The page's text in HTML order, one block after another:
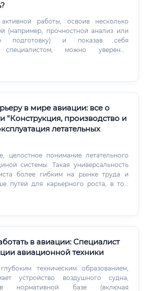
работы, освоив несколько
(например, прочностной анализ или
подготовку) и показав себя
специалистом, можно уверенно
рублей в столичном регионе.
3-4 курсе вуза, устраиваясь на
позицию техника-конструктора на
в мире авиации: все о
"Конструкция, производство и
летательных
целостное понимание летательного
системы. Такая универсальность
более гибким на рынке труда и
путей для карьерного роста, в том
в авиации: Специалист
авиационной техники
техническим образованием,
устройство воздушного судна,
в нормативной базе (включая